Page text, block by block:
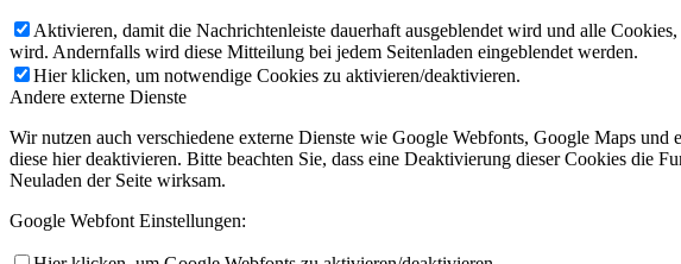
Aktivieren, damit die Nachrichtenleiste dauerhaft ausgeblendet wird und alle
wird. Andernfalls wird diese Mitteilung bei jedem Seitenladen eingeblendet werden.
Hier klicken, um notwendige Cookies zu aktivieren/deaktivieren.
Andere externe Dienste
Wir nutzen auch verschiedene externe Dienste wie Google Webfonts, Google Maps
diese hier deaktivieren. Bitte beachten Sie, dass eine Deaktivierung dieser Cookies die
Neuladen der Seite wirksam.
Google Webfont Einstellungen: